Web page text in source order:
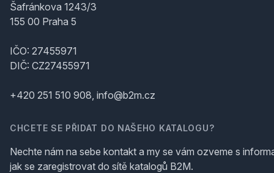
Šafránkova 1243/3
155 00 Praha 5
IČO: 27455971
DIČ: CZ27455971
+420 251 510 908, info@b2m.cz
CHCETE SE PŘIDAT DO NAŠEHO KATALOGU?
Nechte nám na sebe kontakt a my se vám ozveme s
jak se zaregistrovat do sítě katalogů B2M.